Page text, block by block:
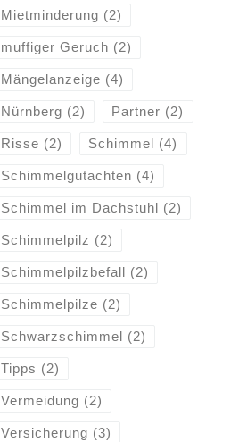
Mietminderung (2)
muffiger Geruch (2)
Mängelanzeige (4)
Nürnberg (2) Partner (2)
Risse (2) Schimmel (4)
Schimmelgutachten (4)
Schimmel im Dachstuhl (2)
Schimmelpilz (2)
Schimmelpilzbefall (2)
Schimmelpilze (2)
Schwarzschimmel (2)
Tipps (2)
Vermeidung (2)
Versicherung (3)